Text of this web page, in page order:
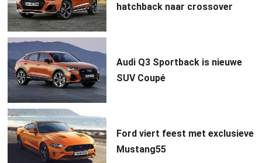
hatchback naar crossover
Audi Q3 Sportback is nieuwe
SUV Coupé
Ford viert feest met exclusieve
Mustang55